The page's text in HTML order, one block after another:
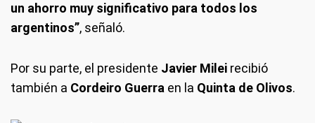
un ahorro muy significativo para todos los
argentinos”, señaló.
Por su parte, el presidente Javier Milei recibió
también a Cordeiro Guerra en la Quinta de Olivos.